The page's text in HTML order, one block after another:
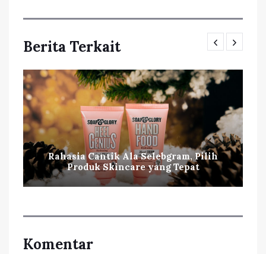
Berita Terkait
Rahasia Cantik Ala Selebgram, Pilih
Produk Skincare yang Tepat
Komentar